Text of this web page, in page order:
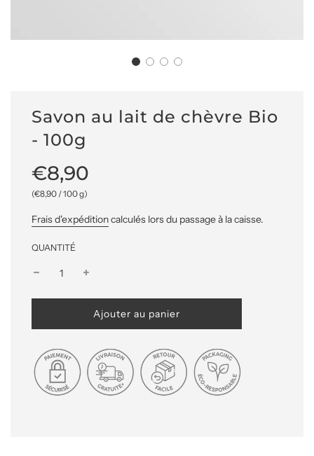
Savon au lait de chèvre Bio
- 100g
Prix
réduit
Prix
régulier
€8,90
(€8,90 /100g)
Frais d'expéditioncalculés lors du passage à la caisse.
QUANTITÉ
C
r
g
e
m
Ajouter au panier